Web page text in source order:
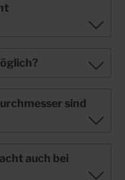
sind
auch bei